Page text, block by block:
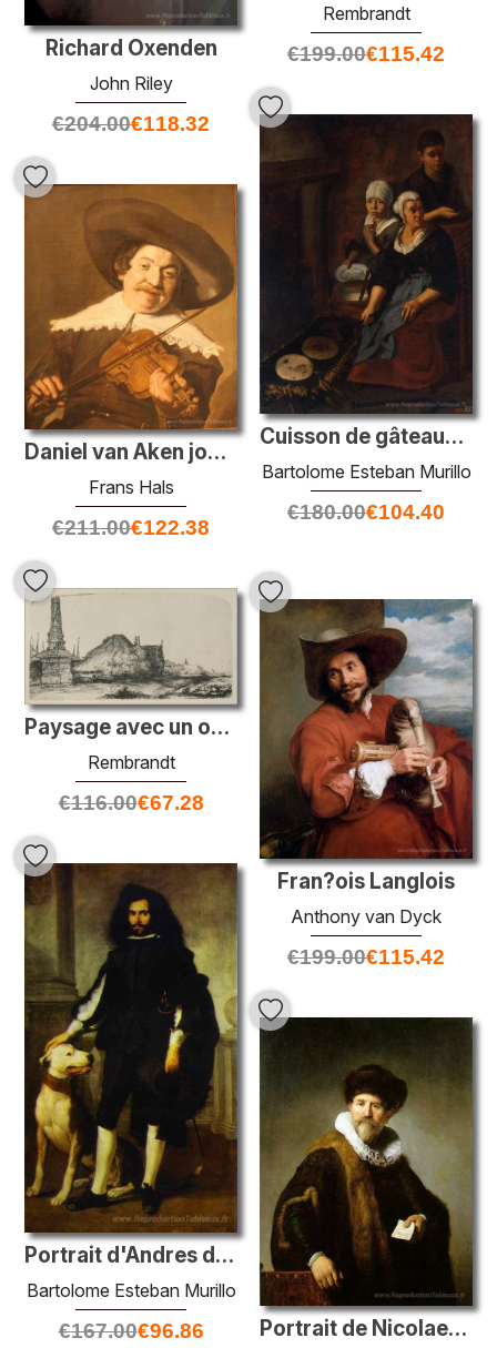
Rembrandt
€199.00€115.42
Richard Oxenden
John Riley
€204.00€118.32
Cuisson de gâteaux plats
Bartolome Esteban Murillo
€180.00€104.40
Daniel van Aken jouant du violon
Frans Hals
€211.00€122.38
Paysage avec un obélisque
Rembrandt
€116.00€67.28
Fran?ois Langlois
Anthony van Dyck
€199.00€115.42
Portrait d'Andres de Andrade-i-la Col
Bartolome Esteban Murillo
€167.00€96.86 Portrait de Nicolaes Rutts